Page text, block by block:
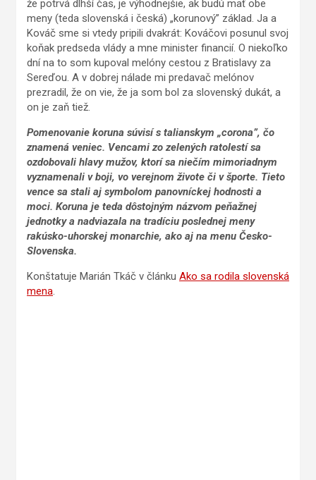
že potrvá dlhší čas, je výhodnejšie, ak budú mať obe
meny (teda slovenská i česká) „korunový” základ. Ja a
Kováč sme si vtedy pripili dvakrát: Kováčovi posunul svoj
koňak predseda vlády a mne minister financií. O niekoľko
dní na to som kupoval melóny cestou z Bratislavy za
Sereďou. A v dobrej nálade mi predavač melónov
prezradil, že on vie, že ja som bol za slovenský dukát, a
on je zaň tiež.
Pomenovanie koruna súvisí s talianskym „corona”, čo
znamená veniec. Vencami zo zelených ratolestí sa
ozdobovali hlavy mužov, ktorí sa niečím mimoriadnym
vyznamenali v boji, vo verejnom živote či v športe. Tieto
vence sa stali aj symbolom panovníckej hodnosti a
moci. Koruna je teda dôstojným názvom peňažnej
jednotky a nadviazala na tradíciu poslednej meny
rakúsko-uhorskej monarchie, ako aj na menu Česko-
Slovenska.
Konštatuje Marián Tkáč v článku Ako sa rodila slovenská
mena.